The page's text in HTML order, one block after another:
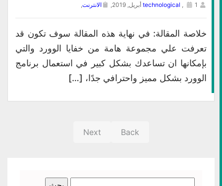
technological , 1 أبريل, 2019, الانترنت,
خلاصة المقالة: في نهاية هذه المقالة سوف تكون قد
تعرفت علي مجموعة هامة من خفايا الوورد والتي
بإمكانها ان تساعدك بشكل كبير في استعمال برنامج
الوورد بشكل مميز واحترافي جدًا، […]
Back
Next